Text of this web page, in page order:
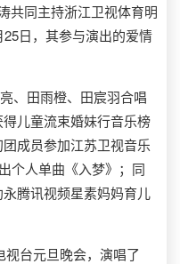
共同主持浙江卫视体育明
日，其参与演出的爱情
、田雨橙、田宸羽合唱
儿童流束婚妹行音乐榜
成员参加江苏卫视音乐
个人单曲《入梦》；同
腾讯视频星素妈妈育儿
台元旦晚会，演唱了